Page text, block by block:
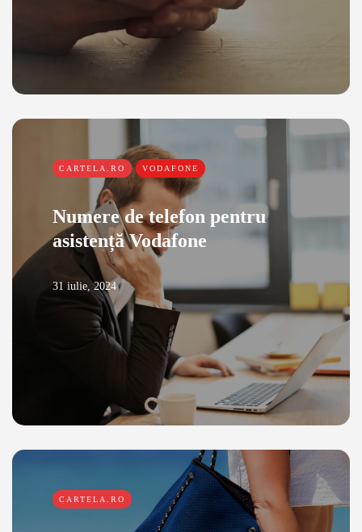
CARTELA.RO VODAFONE
Numere de telefon pentru
asistență Vodafone
31 iulie, 2024
CARTELA.RO